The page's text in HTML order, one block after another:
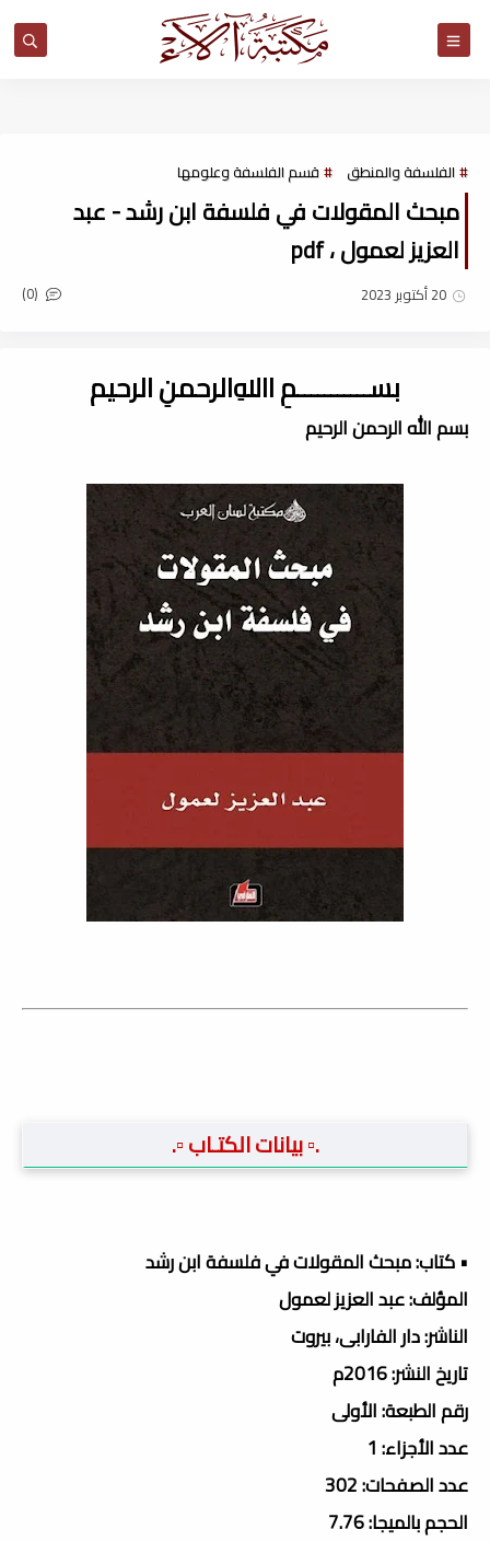
الفلسفة والمنطق قسم الفلسفة وعلومها
مبحث المقولات في فلسفة ابن رشد - عبد
العزيز لعمول ، pdf
20 أكتوبر 2023 (0)
بســـــــــــمِ اﷲِالرحمنِ الرحيم
بسم الله الرحمن الرحيم
.▫️ بيانات الكتـاب ▫️.
• كتاب: مبحث المقولات في فلسفة ابن رشد
المؤلف: عبد العزيز لعمول
الناشر: دار الفارابى، بيروت
تاريخ النشر: 2016م
رقم الطبعة: الأولى
عدد الأجزاء: 1
عدد الصفحات: 302
الحجم بالميجا: 7.76